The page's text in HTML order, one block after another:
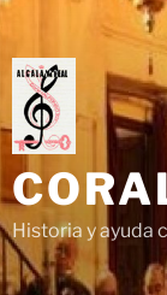
Historia y ayuda